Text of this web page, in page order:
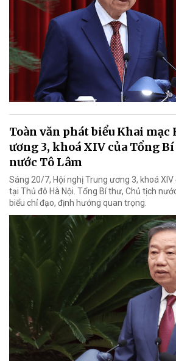
Toàn văn phát biểu Khai
ương 3, khoá XIV của Tổng
nước Tô Lâm
Sáng 20/7, Hội nghị Trung ương 3, khoá
tại Thủ đô Hà Nội. Tổng Bí thư, Chủ tịch
biểu chỉ đạo, định hướng quan trọng.